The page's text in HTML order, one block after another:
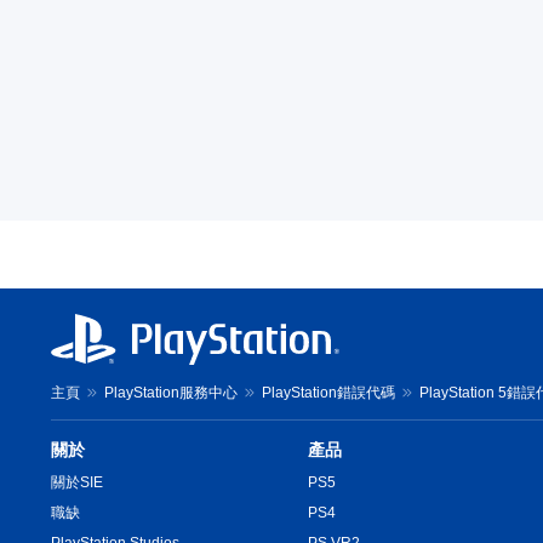
主頁 PlayStation服務中心 PlayStation錯誤代碼 PlayStation 5錯誤
關於
關於SIE
職缺
產品
PS5
PS4